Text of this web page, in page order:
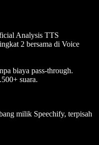
Analysis TTS
2 bersama di Voice
biaya pass-through.
suara.
milik Speechify, terpisah